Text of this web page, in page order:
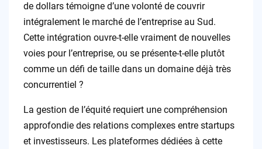
de dollars témoigne d’une volonté de couvrir
intégralement le marché de l’entreprise au Sud.
Cette intégration ouvre-t-elle vraiment de nouvelles
voies pour l’entreprise, ou se présente-t-elle plutôt
comme un défi de taille dans un domaine déjà très
concurrentiel ?
La gestion de l’équité requiert une compréhension
approfondie des relations complexes entre startups
et investisseurs. Les plateformes dédiées à cette